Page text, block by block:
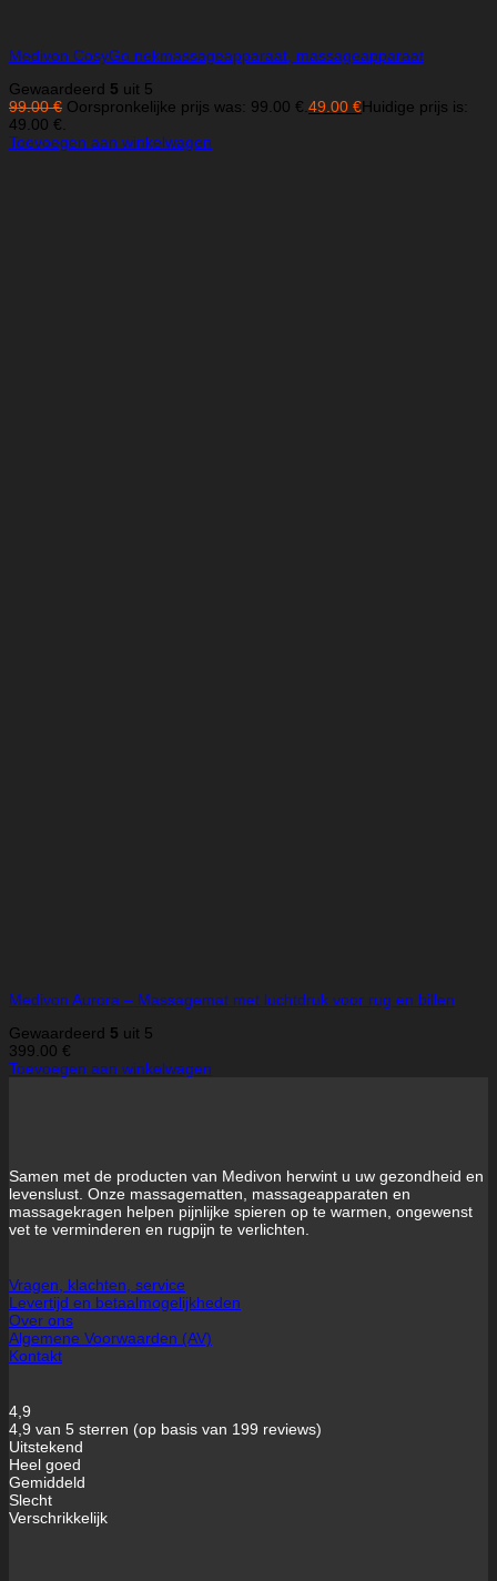
Medivon CosyGo nekmassageapparaat, massageapparaat
Gewaardeerd 5 uit 5
99.00€ Oorspronkelijke prijs was: 99.00 €.49.00 €Huidige prijs is:
49.00 €.
Toevoegen aan winkelwagen
Medivon Aurora – Massagemat met luchtdruk voor rug en billen
Gewaardeerd 5 uit 5
399.00 €
Toevoegen aan winkelwagen
Samen met de producten van Medivon herwint u uw gezondheid en
levenslust. Onze massagematten, massageapparaten en
massagekragen helpen pijnlijke spieren op te warmen, ongewenst
vet te verminderen en rugpijn te verlichten.
Vragen, klachten, service
Levertijd en betaalmogelijkheden
Over ons
Algemene Voorwaarden (AV)
Kontakt
4,9
4,9 van 5 sterren (op basis van 199 reviews)
Uitstekend
Heel goed
Gemiddeld
Slecht
Verschrikkelijk